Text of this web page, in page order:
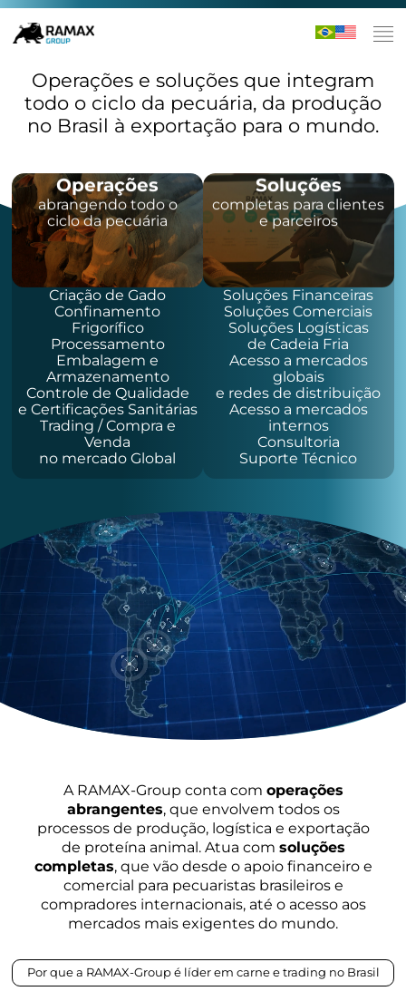
Operações e soluções que integram
todo o ciclo da pecuária, da produção
no Brasil à exportação para o mundo.
Operações
abrangendo todo o
ciclo da pecuária
Criação de Gado
Confinamento
Frigorífico
Processamento
Embalagem e
Armazenamento
Controle de Qualidade
e Certificações Sanitárias
Trading / Compra e
Venda
no mercado Global
Soluções
completas para clientes
e parceiros
Soluções Financeiras
Soluções Comerciais
Soluções Logísticas
de Cadeia Fria
Acesso a mercados
globais
e redes de distribuição
Acesso a mercados
internos
Consultoria
Suporte Técnico
A RAMAX-Group conta com operações
abrangentes, que envolvem todos os
processos de produção, logística e exportação
de proteína animal. Atua com soluções
completas, que vão desde o apoio financeiro e
comercial para pecuaristas brasileiros e
compradores internacionais, até o acesso aos
mercados mais exigentes do mundo.
Por que a RAMAX-Group é líder em carne e trading no Brasil